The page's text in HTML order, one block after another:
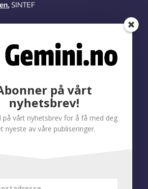
, SINTEF
på vårt
nyhetsbrev!
på vårt nyhetsbrev for å få med deg
nyeste av våre publiseringer.